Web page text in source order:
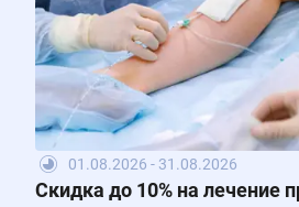
01.08.2026 - 31.08.2026
Скидка до 10% на лечение